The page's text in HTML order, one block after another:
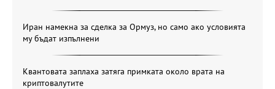
Иран намекна за сделка за Ормуз, но само ако условията
му бъдат изпълнени
Квантовата заплаха затяга примката около врата на
криптовалутите